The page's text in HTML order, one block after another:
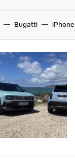
Bugatti iPhone